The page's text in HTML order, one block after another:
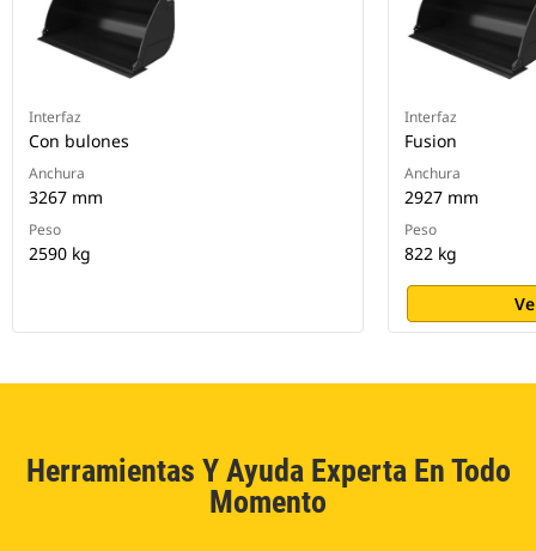
Interfaz
Con bulones
Anchura
3267 mm
Peso
2590 kg
Interfaz
Fusion
Anchura
2927 mm
Peso
822 kg
Herramientas Y Ayuda Experta En Todo
Momento